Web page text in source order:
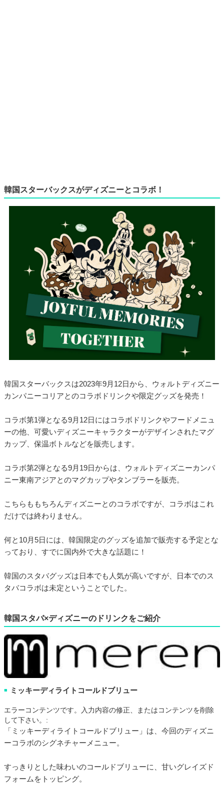
韓国スターバックスがディズニーとコラボ！
韓国スターバックスは2023年9月12日から、ウォルトディズニー
カンパニーコリアとのコラボドリンクや限定グッズを発売！
コラボ第1弾となる9月12日にはコラボドリンクやフードメニュ
ーの他、可愛いディズニーキャラクターがデザインされたマグ
カップ、保温ボトルなどを販売します。
コラボ第2弾となる9月19日からは、ウォルトディズニーカンパ
ニー東南アジアとのマグカップやタンブラーを販売。
こちらももちろんディズニーとのコラボですが、コラボはこれ
だけでは終わりません。
何と10月5日には、韓国限定のグッズを追加で販売する予定とな
っており、すでに国内外で大きな話題に！
韓国のスタバグッズは日本でも人気が高いですが、日本でのス
タバコラボは未定ということでした。
韓国スタバ×ディズニーのドリンクをご紹介
■ ミッキーディライトコールドブリュー
エラーコンテンツです。入力内容の修正、またはコンテンツを削除
して下さい。:
「ミッキーディライトコールドブリュー」は、今回のディズニ
ーコラボのシグネチャーメニュー。
すっきりとした味わいのコールドブリューに、甘いグレイズド
フォームをトッピング。